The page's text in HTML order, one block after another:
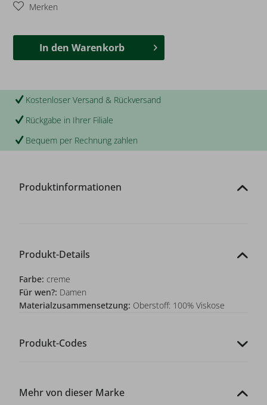
Merken
In den Warenkorb
Kostenloser Versand & Rückversand
Rückgabe in Ihrer Filiale
Bequem per Rechnung zahlen
Produktinformationen
Produkt-Details
Farbe: creme
Für wen?: Damen
Materialzusammensetzung: Oberstoff: 100% Viskose
Produkt-Codes
Mehr von dieser Marke